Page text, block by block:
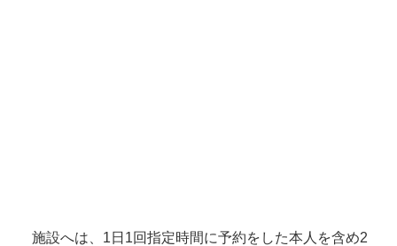
施設へは、1日1回指定時間に予約をした本人を含め2